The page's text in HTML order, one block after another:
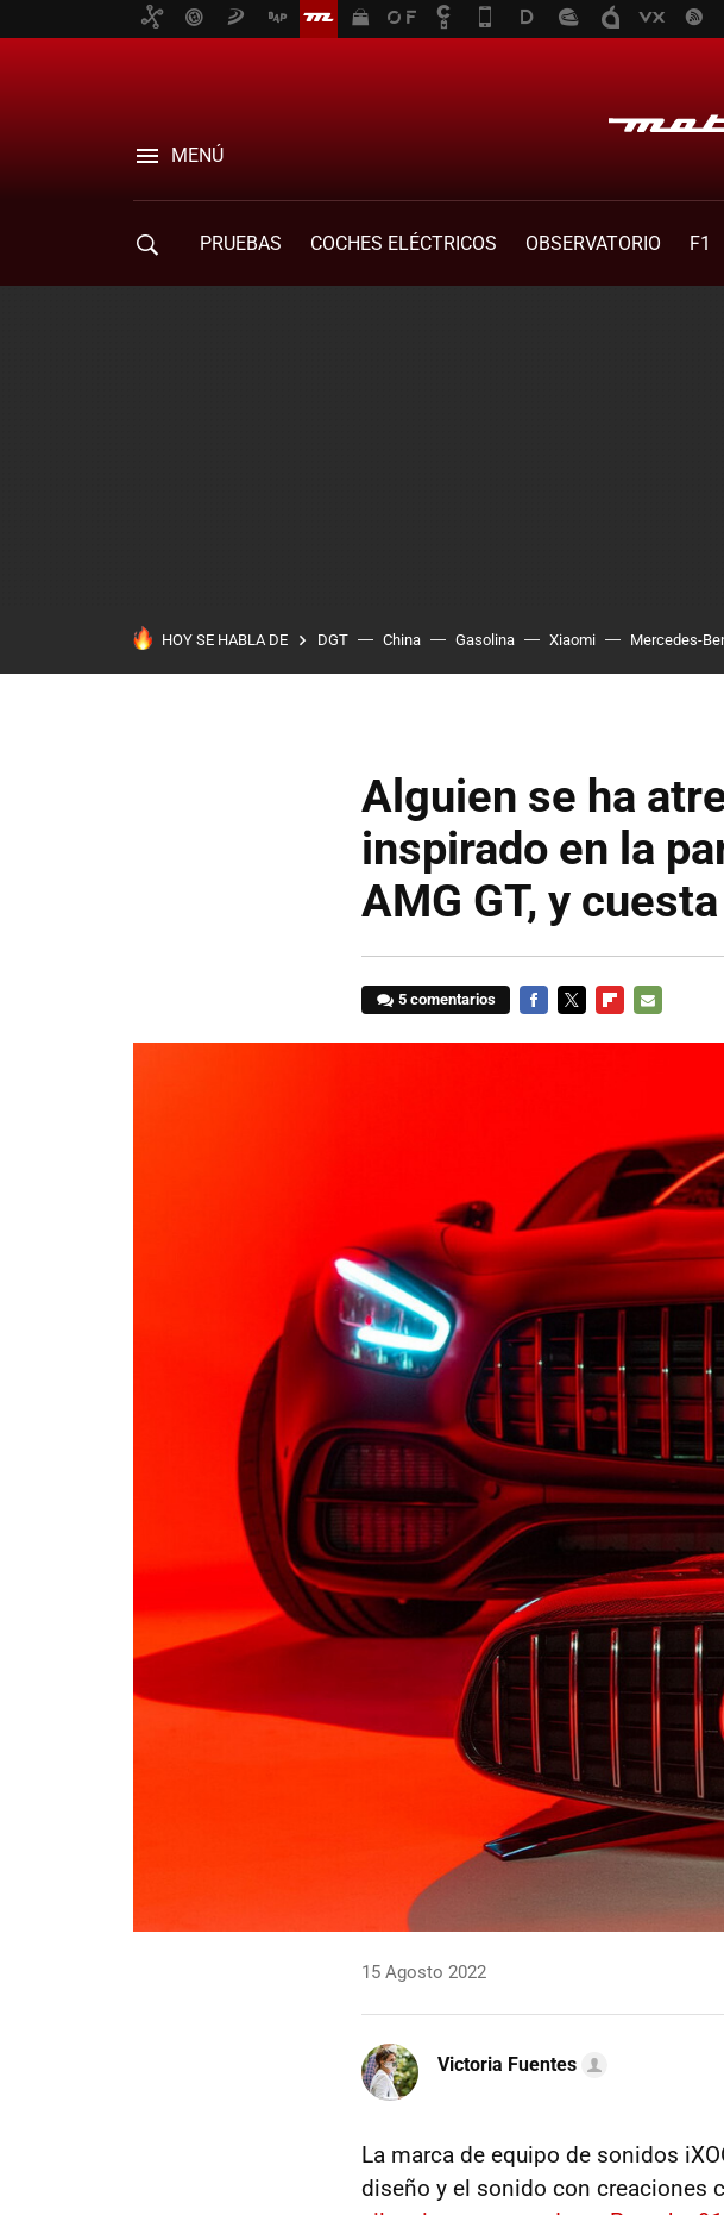
MENÚ
PRUEBAS COCHES ELÉCTRICOS OBSERVATORIO F1
HOY SE HABLA DE DGT China Gasolina Xiaomi Mercedes-
Alguien se ha
inspirado en la
AMG GT, y
5 comentarios
15 Agosto 2022
Victoria Fuentes
La marca de equipo de sonidos
diseño y el sonido con creaciones